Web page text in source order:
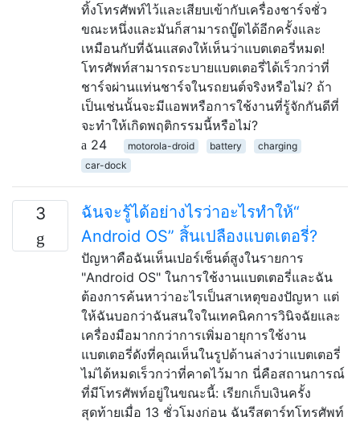
ทิ้งโทรศัพท์ไว้และเสียบเข้ากับเครื่องชาร์จชั่ว
ขณะหนึ่งและมันก็สามารถบู๊ตได้อีกครั้งและ
เหมือนกับที่ฉันแสดงให้เห็นว่าแบตเตอรี่หมด!
โทรศัพท์สามารถระบายแบตเตอรี่ได้เร็วกว่าที่
ชาร์จผ่านแท่นชาร์จในรถยนต์จริงหรือไม่? ถ้า
เป็นเช่นนั้นจะมีแอพหรือการใช้งานที่รู้จักกันดีที่
จะทำให้เกิดพฤติกรรมนี้หรือไม่?
24
motorola-droid battery
charging
car-dock
3
ฉันจะรู้ได้อย่างไรว่าอะไรทำให้“
Android OS” สิ้นเปลืองแบตเตอรี่?
ปัญหาคือฉันเห็นเปอร์เซ็นต์สูงในรายการ
"Android OS" ในการใช้งานแบตเตอรี่และฉัน
ต้องการค้นหาว่าอะไรเป็นสาเหตุของปัญหา แต่
ให้ฉันบอกว่าฉันสนใจในเทคนิคการวินิจฉัยและ
เครื่องมือมากกว่าการเพิ่มอายุการใช้งาน
แบตเตอรี่ดังที่คุณเห็นในรูปด้านล่างว่าแบตเตอรี่
ไม่ได้หมดเร็วกว่าที่คาดไว้มาก นี่คือสถานการณ์
ที่มีโทรศัพท์อยู่ในขณะนี้: เรียกเก็บเงินครั้ง
สุดท้ายเมื่อ 13 ชั่วโมงก่อน ฉันรีสตาร์ทโทรศัพท์